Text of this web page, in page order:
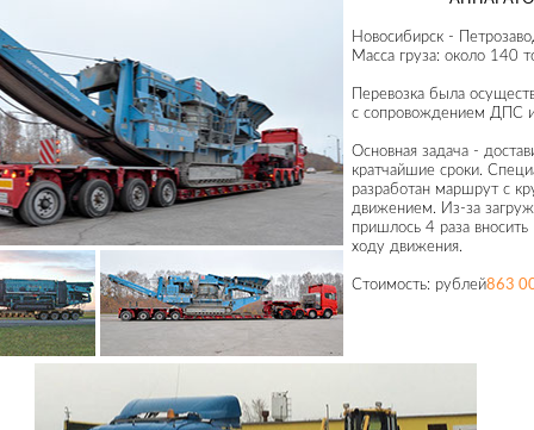
Новосибирск -
Масса груза: около 140
Перевозка была
с сопровождением ДПС и
Основная задача -
кратчайшие сроки.
разработан маршрут с
движением. Из-за
пришлось 4 раза
ходу движения.
Стоимость: рублей863